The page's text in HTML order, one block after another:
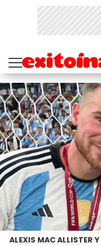
ALEXIS MAC ALLISTER